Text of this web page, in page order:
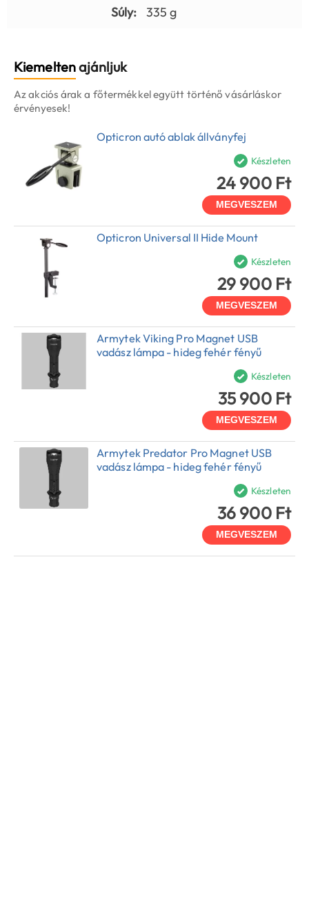
Súly:
335 g
Kiemeltenajánljuk
Az akciós árak a főtermékkel együtt történő vásárláskor
érvényesek!
Opticron autó ablak állványfej
Készleten
24 900 Ft
MEGVESZEM
Opticron Universal II Hide Mount
Készleten
29 900 Ft
MEGVESZEM
Armytek Viking Pro Magnet USB
vadász lámpa - hideg fehér fényű
Készleten
35 900 Ft
MEGVESZEM
Armytek Predator Pro Magnet USB
vadász lámpa - hideg fehér fényű
Készleten
36 900 Ft
MEGVESZEM